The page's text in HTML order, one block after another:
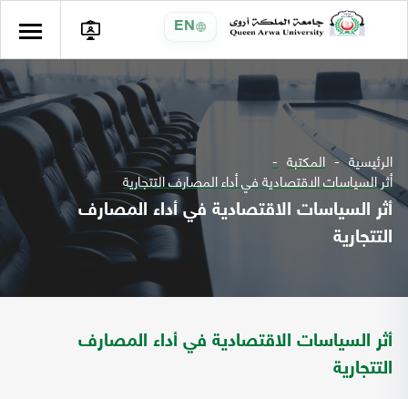
EN
الرئيسية المكتبة
أثر السياسات الاقتصادية في أداء المصارف التتجارية
أثر السياسات الاقتصادية في أداء المصارف
التتجارية
أثر السياسات الاقتصادية في أداء المصارف
التتجارية